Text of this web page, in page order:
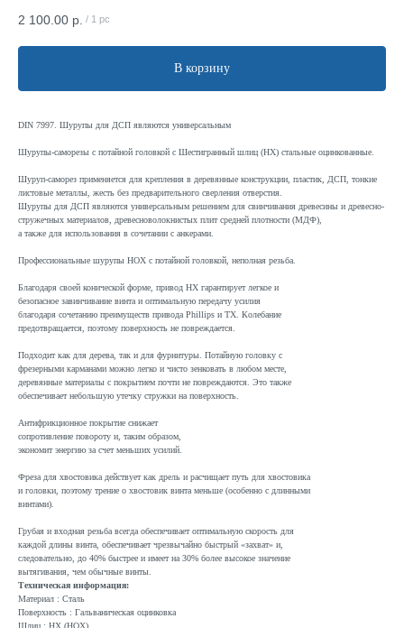
2 100.00 р. / 1 pc
В корзину
DIN 7997. Шурупы для ДСП являются универсальным
Шурупы-саморезы с потайной головкой с Шестигранный шлиц (HX) стальные оцинкованные.
Шуруп-саморез применяется для крепления в деревянные конструкции, пластик, ДСП, тонкие
листовые металлы, жесть без предварительного сверления отверстия.
Шурупы для ДСП являются универсальным решением для свинчивания древесины и древесно-
стружечных материалов, древесноволокнистых плит средней плотности (МДФ),
а также для использования в сочетании с анкерами.
Профессиональные шурупы HOX с потайной головкой, неполная резьба.
Благодаря своей конической форме, привод HX гарантирует легкое и
безопасное завинчивание винта и оптимальную передачу усилия
благодаря сочетанию преимуществ привода Phillips и TX. Колебание
предотвращается, поэтому поверхность не повреждается.
Подходит как для дерева, так и для фурнитуры. Потайную головку с
фрезерными карманами можно легко и чисто зенковать в любом месте,
деревянные материалы с покрытием почти не повреждаются. Это также
обеспечивает небольшую утечку стружки на поверхность.
Антифрикционное покрытие снижает
сопротивление повороту и, таким образом,
экономит энергию за счет меньших усилий.
Фреза для хвостовика действует как дрель и расчищает путь для хвостовика
и головки, поэтому трение о хвостовик винта меньше (особенно с длинными
винтами).
Грубая и входная резьба всегда обеспечивает оптимальную скорость для
каждой длины винта, обеспечивает чрезвычайно быстрый «захват» и,
следовательно, до 40% быстрее и имеет на 30% более высокое значение
вытягивания, чем обычные винты.
Техническая информация:
Материал : Сталь
Поверхность : Гальваническая оцинковка
Шлиц : HX (HOX)